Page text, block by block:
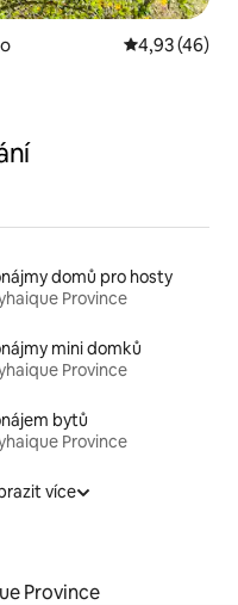
Průměrné
4,93 (46)
domů pro hosty
Province
mini domků
Province
bytů
Province
více
Province